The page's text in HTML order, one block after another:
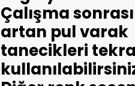
Çalışma
artan pul varak
tanecikleri